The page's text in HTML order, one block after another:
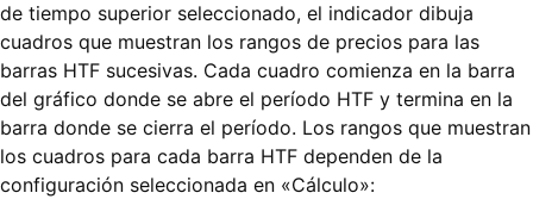
de tiempo superior seleccionado, el indicador dibuja
cuadros que muestran los rangos de precios para las
barras HTF sucesivas. Cada cuadro comienza en la barra
del gráfico donde se abre el período HTF y termina en la
barra donde se cierra el período. Los rangos que muestran
los cuadros para cada barra HTF dependen de la
configuración seleccionada en «Cálculo»: